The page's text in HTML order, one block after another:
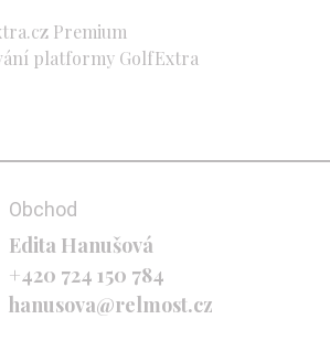
Premium
platformy GolfExtra
Obchod
Edita Hanušová
+420 724 150 784
hanusova@relmost.cz